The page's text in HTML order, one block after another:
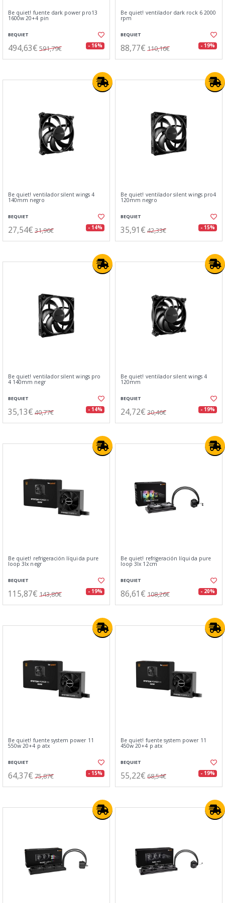
Be quiet! fuente dark power pro13
1600w 20+4 pin
BEQUIET
494,63€ 591,79€ - 16%
Be quiet! ventilador dark rock 6 2000
rpm
BEQUIET
88,77€ 110,16€ - 19%
Be quiet! ventilador silent wings 4
140mm negro
BEQUIET
27,54€ 31,96€ - 14%
Be quiet! ventilador silent wings pro4
120mm negro
BEQUIET
35,91€ 42,33€ - 15%
Be quiet! ventilador silent wings pro
4 140mm negr
BEQUIET
35,13€ 40,77€ - 14%
Be quiet! ventilador silent wings 4
120mm
BEQUIET
24,72€ 30,46€ - 19%
Be quiet! refrigeración líquida pure
loop 3lx negr
BEQUIET
115,87€ 143,80€ - 19%
Be quiet! refrigeración líquida pure
loop 3lx 12cm
BEQUIET
86,61€ 108,26€ - 20%
Be quiet! fuente system power 11
550w 20+4 p atx
BEQUIET
64,37€ 75,87€ - 15%
Be quiet! fuente system power 11
450w 20+4 p atx
BEQUIET
55,22€ 68,54€ - 19%